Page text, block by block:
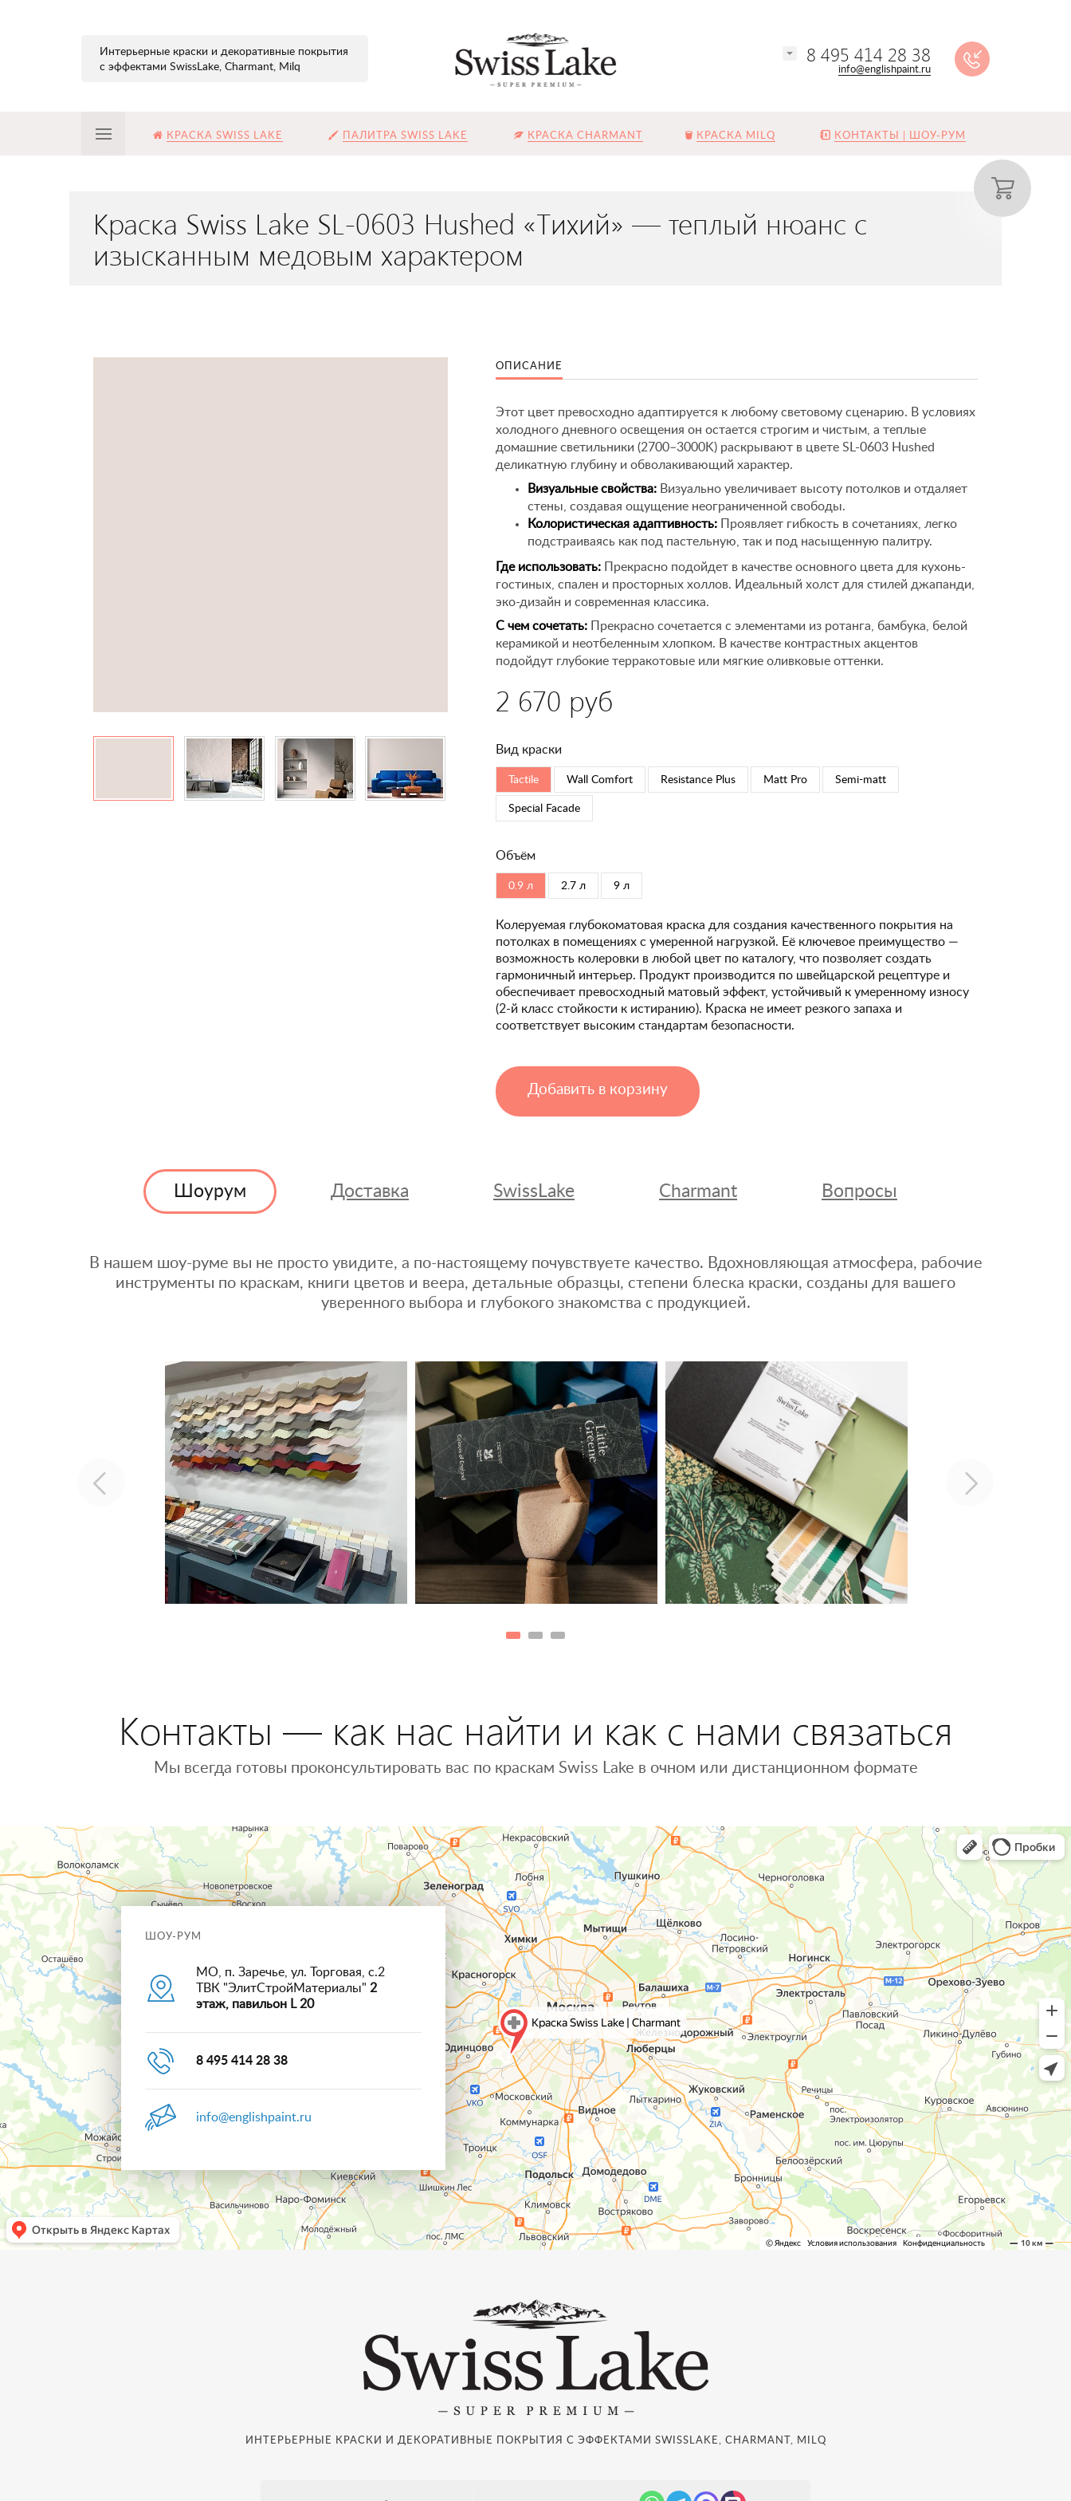
Интерьерные краски и декоративные покрытия
с эффектами SwissLake, Charmant, Milq
8 495 414 28 38
info@englishpaint.ru
КРАСКА SWISS LAKE ПАЛИТРА SWISS LAKE КРАСКА CHARMANT КРАСКА MILQ КОНТАКТЫ | ШОУ-РУМ
Краска Swiss Lake SL-0603 Hushed «Тихий» — теплый нюанс с
изысканным медовым характером
ОПИСАНИЕ
Этот цвет превосходно адаптируется к любому световому сценарию. В условиях
холодного дневного освещения он остается строгим и чистым, а теплые
домашние светильники (2700–3000K) раскрывают в цвете SL-0603 Hushed
деликатную глубину и обволакивающий характер.
Визуальные свойства: Визуально увеличивает высоту потолков и отдаляет
стены, создавая ощущение неограниченной свободы.
Колористическая адаптивность: Проявляет гибкость в сочетаниях, легко
подстраиваясь как под пастельную, так и под насыщенную палитру.
Где использовать: Прекрасно подойдет в качестве основного цвета для кухонь-
гостиных, спален и просторных холлов. Идеальный холст для стилей джапанди,
эко-дизайн и современная классика.
С чем сочетать: Прекрасно сочетается с элементами из ротанга, бамбука, белой
керамикой и неотбеленным хлопком. В качестве контрастных акцентов
подойдут глубокие терракотовые или мягкие оливковые оттенки.
2 670 руб
Вид краски
Tactile Wall Comfort Resistance Plus Matt Pro Semi-matt
Special Faсade
Объём
0.9 л 2.7 л 9 л
Колеруемая глубокоматовая краска для создания качественного покрытия на
потолках в помещениях с умеренной нагрузкой. Её ключевое преимущество —
возможность колеровки в любой цвет по каталогу, что позволяет создать
гармоничный интерьер. Продукт производится по швейцарской рецептуре и
обеспечивает превосходный матовый эффект, устойчивый к умеренному износу
(2-й класс стойкости к истиранию). Краска не имеет резкого запаха и
соответствует высоким стандартам безопасности.
Добавить в корзину
Шоурум Доставка SwissLake Charmant Вопросы
В нашем шоу-руме вы не просто увидите, а по-настоящему почувствуете качество. Вдохновляющая атмосфера, рабочие
инструменты по краскам, книги цветов и веера, детальные образцы, степени блеска краски, созданы для вашего
уверенного выбора и глубокого знакомства с продукцией.
Контакты — как нас найти и как с нами связаться
Мы всегда готовы проконсультировать вас по краскам Swiss Lake в очном или дистанционном формате
ШОУ-РУМ
МО, п. Заречье, ул. Торговая, с.2
ТВК "ЭлитСтройМатериалы" 2
этаж, павильон L 20
8 495 414 28 38
info@englishpaint.ru
ИНТЕРЬЕРНЫЕ КРАСКИ И ДЕКОРАТИВНЫЕ ПОКРЫТИЯ С ЭФФЕКТАМИ SWISSLAKE, CHARMANT, MILQ